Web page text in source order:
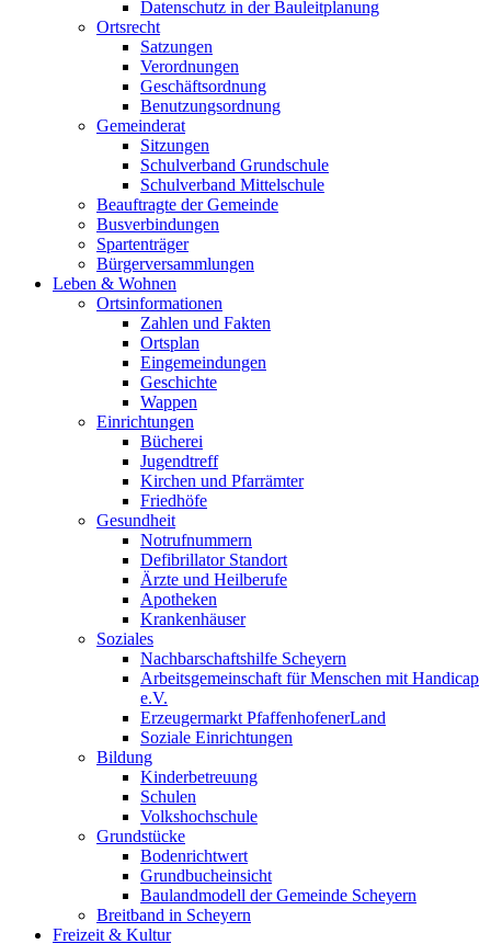
Datenschutz in der Bauleitplanung
Ortsrecht
Satzungen
Verordnungen
Geschäftsordnung
Benutzungsordnung
Gemeinderat
Sitzungen
Schulverband Grundschule
Schulverband Mittelschule
Beauftragte der Gemeinde
Busverbindungen
Spartenträger
Bürgerversammlungen
Leben & Wohnen
Ortsinformationen
Zahlen und Fakten
Ortsplan
Eingemeindungen
Geschichte
Wappen
Einrichtungen
Bücherei
Jugendtreff
Kirchen und Pfarrämter
Friedhöfe
Gesundheit
Notrufnummern
Defibrillator Standort
Ärzte und Heilberufe
Apotheken
Krankenhäuser
Soziales
Nachbarschaftshilfe Scheyern
Arbeitsgemeinschaft für Menschen mit Handicap
e.V.
Erzeugermarkt PfaffenhofenerLand
Soziale Einrichtungen
Bildung
Kinderbetreuung
Schulen
Volkshochschule
Grundstücke
Bodenrichtwert
Grundbucheinsicht
Baulandmodell der Gemeinde Scheyern
Breitband in Scheyern
Freizeit & Kultur